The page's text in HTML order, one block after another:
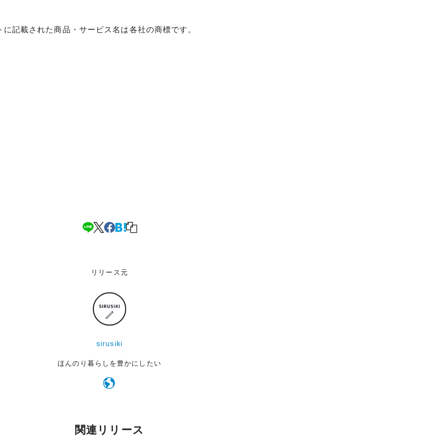
に記載された商品・サービス名は各社の商標です。
リリース元
sirusiki
ほんのり暮らしを豊かにしたい
関連リリース